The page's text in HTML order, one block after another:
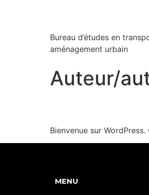
Bureau d’études en
aménagement urbain
Auteur/
Bienvenue sur
MENU